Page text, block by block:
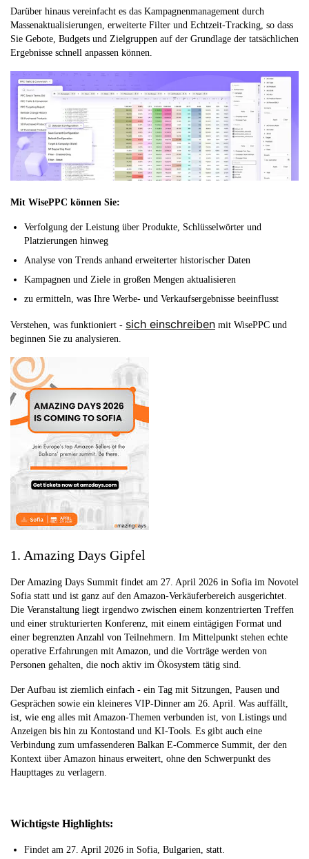
Darüber hinaus vereinfacht es das Kampagnenmanagement durch
Massenaktualisierungen, erweiterte Filter und Echtzeit-Tracking, so dass
Sie Gebote, Budgets und Zielgruppen auf der Grundlage der tatsächlichen
Ergebnisse schnell anpassen können.
Mit WisePPC können Sie:
Verfolgung der Leistung über Produkte, Schlüsselwörter und
Platzierungen hinweg
Analyse von Trends anhand erweiterter historischer Daten
Kampagnen und Ziele in großen Mengen aktualisieren
zu ermitteln, was Ihre Werbe- und Verkaufsergebnisse beeinflusst
Verstehen, was funktioniert - sich einschreiben mit WisePPC und
beginnen Sie zu analysieren.
1. Amazing Days Gipfel
Der Amazing Days Summit findet am 27. April 2026 in Sofia im Novotel
Sofia statt und ist ganz auf den Amazon-Verkäuferbereich ausgerichtet.
Die Veranstaltung liegt irgendwo zwischen einem konzentrierten Treffen
und einer strukturierten Konferenz, mit einem eintägigen Format und
einer begrenzten Anzahl von Teilnehmern. Im Mittelpunkt stehen echte
operative Erfahrungen mit Amazon, und die Vorträge werden von
Personen gehalten, die noch aktiv im Ökosystem tätig sind.
Der Aufbau ist ziemlich einfach - ein Tag mit Sitzungen, Pausen und
Gesprächen sowie ein kleineres VIP-Dinner am 26. April. Was auffällt,
ist, wie eng alles mit Amazon-Themen verbunden ist, von Listings und
Anzeigen bis hin zu Kontostand und KI-Tools. Es gibt auch eine
Verbindung zum umfassenderen Balkan E-Commerce Summit, der den
Kontext über Amazon hinaus erweitert, ohne den Schwerpunkt des
Haupttages zu verlagern.
Wichtigste Highlights:
Findet am 27. April 2026 in Sofia, Bulgarien, statt.